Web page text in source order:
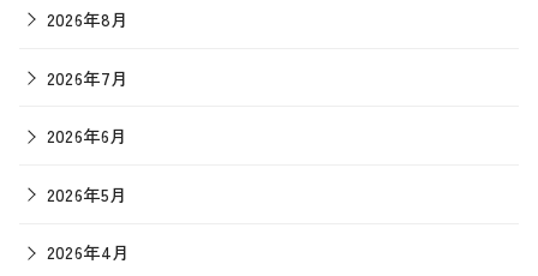
2026年8月
2026年7月
2026年6月
2026年5月
2026年4月